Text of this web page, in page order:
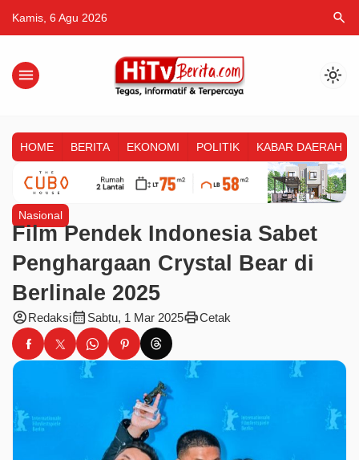
Kamis, 6 Agu 2026 search
menu light_mode
HOME BERITA EKONOMI POLITIK KABAR DAERAH
Nasional
Film Pendek Indonesia Sabet
Penghargaan Crystal Bear di
Berlinale 2025
account_circleRedaksicalendar_month Sabtu, 1 Mar 2025printCetak